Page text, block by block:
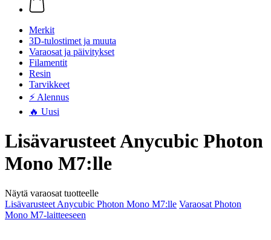
Merkit
3D-tulostimet ja muuta
Varaosat ja päivitykset
Filamentit
Resin
Tarvikkeet
⚡ Alennus
🔥 Uusi
Lisävarusteet Anycubic Photon
Mono M7:lle
Näytä varaosat tuotteelle
Lisävarusteet Anycubic Photon Mono M7:lle Varaosat Photon
Mono M7-laitteeseen